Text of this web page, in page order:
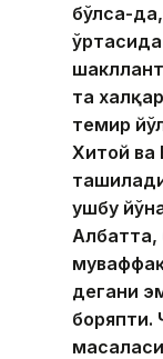
бўлса-
та
темир
Хитой ва
ушбу
Албатта,
дегани
боряпти.